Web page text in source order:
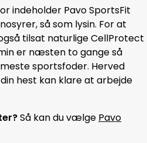
indeholder Pavo SportsFit
så som lysin. For at
tilsat naturlige CellProtect
er næsten to gange så
sportsfoder. Herved
hest kan klare at arbejde
Så kan du vælge Pavo